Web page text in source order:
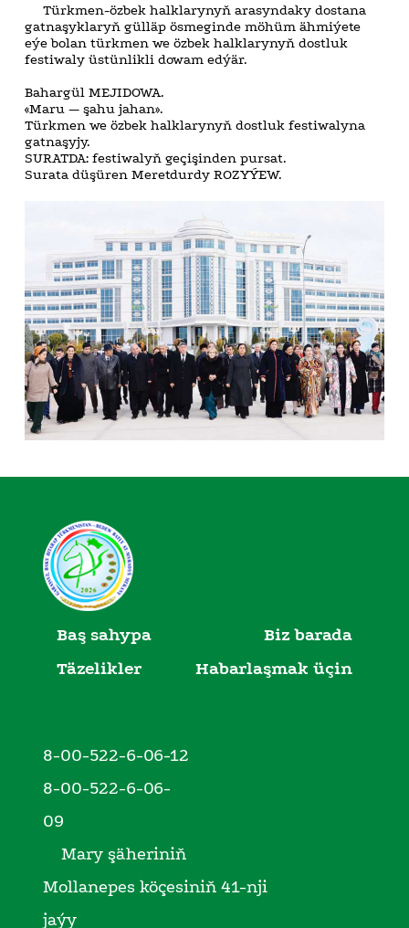
Türkmen-özbek halklarynyň arasyndaky dostana
gatnaşyklaryň gülläp ösmeginde möhüm ähmiýete
eýe bolan türkmen we özbek halklarynyň dostluk
festiwaly üstünlikli dowam edýär.
Bahargül MEJIDOWA.
«Maru — şahu jahan».
Türkmen we özbek halklarynyň dostluk festiwalyna
gatnaşyjy.
SURATDA: festiwalyň geçişinden pursat.
Surata düşüren Meretdurdy ROZYÝEW.
Baş sahypa
Biz barada
Täzelikler
Habarlaşmak üçin
8-00-522-6-06-12
8-00-522-6-06-
09
Mary şäheriniň
Mollanepes köçesiniň 41-nji
jaýy